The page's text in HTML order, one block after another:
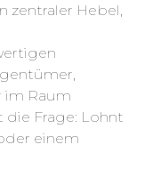
zentraler Hebel,
im Raum
die Frage: Lohnt
einem